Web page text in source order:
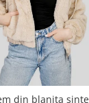
din blanita